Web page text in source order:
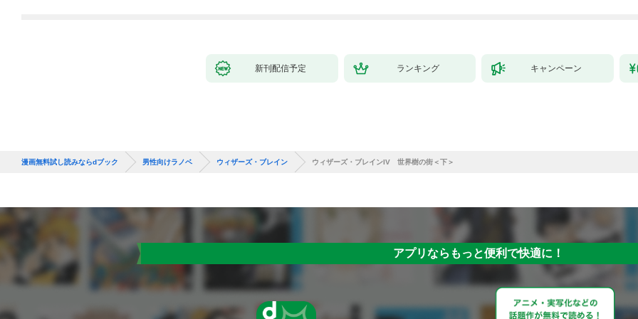
新刊配信予定 ランキング キャンペーン
漫画無料試し読みならdブック 男性向けラノベ ウィザーズ・ブレイン ウィザーズ・ブレインIV 世界樹の街＜下＞
アプリならもっと便利で快適に！